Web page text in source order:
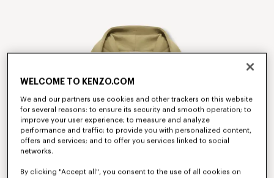
WELCOME TO KENZO.COM
We and our partners use cookies and other trackers on this website
for several reasons: to ensure its security and smooth operation; to
improve your user experience; to measure and analyze
performance and traffic; to provide you with personalized content,
offers and services; and to offer you services linked to social
networks.
By clicking "Accept all", you consent to the use of all cookies on